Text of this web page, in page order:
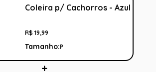
Coleira p/ Cachorros - Azul
R$ 19,99
Tamanho:P